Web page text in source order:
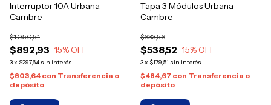
Interruptor 10A Urbana
Cambre
$892,93
$1.050,51
15% OFF
3x $297,64 sin interés
$803,64 con Transferencia o
depósito
Tapa 3 Módulos Urbana
Cambre
$538,52
$633,56
15% OFF
3x $179,51 sin interés
$484,67 con Transferencia o
depósito